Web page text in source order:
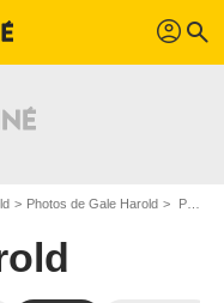
profil search
Photos de Gale Harold Photo Gale Harold, Hal Sparks